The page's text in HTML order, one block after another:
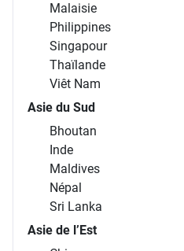
Cambodge
Indonésie
Laos
Malaisie
Philippines
Singapour
Thaïlande
Viêt Nam
Asie du Sud
Bhoutan
Inde
Maldives
Népal